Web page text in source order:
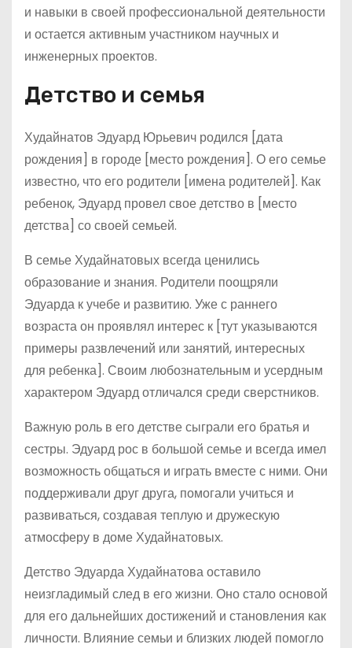
и навыки в своей профессиональной деятельности
и остается активным участником научных и
инженерных проектов.
Детство и семья
Худайнатов Эдуард Юрьевич родился [дата
рождения] в городе [место рождения]. О его семье
известно, что его родители [имена родителей]. Как
ребенок, Эдуард провел свое детство в [место
детства] со своей семьей.
В семье Худайнатовых всегда ценились
образование и знания. Родители поощряли
Эдуарда к учебе и развитию. Уже с раннего
возраста он проявлял интерес к [тут указываются
примеры развлечений или занятий, интересных
для ребенка]. Своим любознательным и усердным
характером Эдуард отличался среди сверстников.
Важную роль в его детстве сыграли его братья и
сестры. Эдуард рос в большой семье и всегда имел
возможность общаться и играть вместе с ними. Они
поддерживали друг друга, помогали учиться и
развиваться, создавая теплую и дружескую
атмосферу в доме Худайнатовых.
Детство Эдуарда Худайнатова оставило
неизгладимый след в его жизни. Оно стало основой
для его дальнейших достижений и становления как
личности. Влияние семьи и близких людей помогло